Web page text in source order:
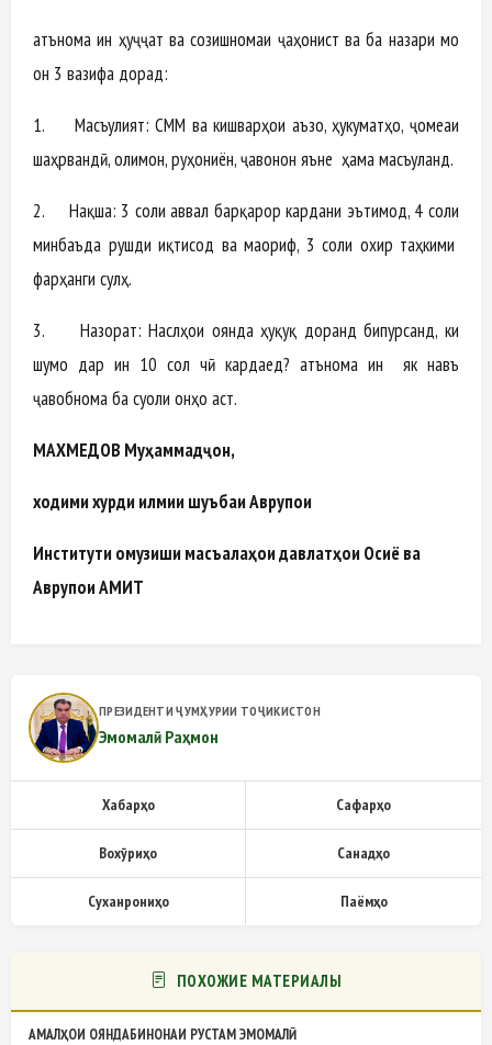
Қатънома ин ҳуҷҷат ва созишномаи ҷаҳонист ва ба назари мо
он 3 вазифа дорад:
1. Масъулият: СММ ва кишварҳои аъзо, ҳукуматҳо, ҷомеаи
шаҳрвандӣ, олимон, руҳониён, ҷавонон яъне ҳама масъуланд.
2. Нақша: 3 соли аввал барқарор кардани эътимод, 4 соли
минбаъда рушди иқтисод ва маориф, 3 соли охир таҳкими
фарҳанги сулҳ.
3. Назорат: Наслҳои оянда ҳуқуқ доранд бипурсанд, ки
шумо дар ин 10 сол чӣ кардаед? Қатънома ин як навъ
ҷавобнома ба суоли онҳо аст.
МАХМЕДОВ Муҳаммадҷон,
ходими хурди илмии шуъбаи Аврупои
Институти омузиши масъалаҳои давлатҳои Осиё ва
Аврупои АМИТ
ПРЕЗИДЕНТИ ҶУМҲУРИИ ТОҶИКИСТОН
Эмомалӣ Раҳмон
Хабарҳо Сафарҳо
Вохӯриҳо Санадҳо
Суханрониҳо Паёмҳо
ПОХОЖИЕ МАТЕРИАЛЫ
АМАЛҲОИ ОЯНДАБИНОНАИ РУСТАМ ЭМОМАЛӢ